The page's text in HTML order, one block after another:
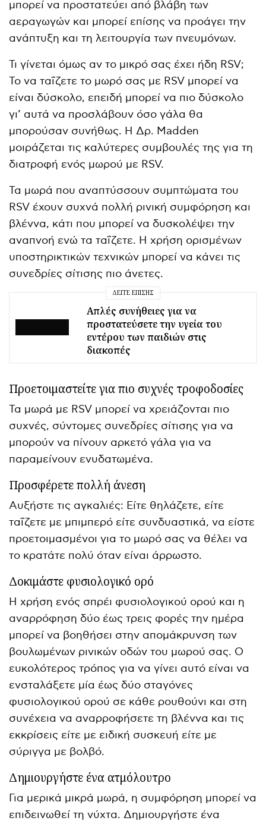
μπορεί να προστατεύει από βλάβη των
αεραγωγών και μπορεί επίσης να προάγει την
ανάπτυξη και τη λειτουργία των πνευμόνων.
Τι γίνεται όμως αν το μικρό σας έχει ήδη RSV;
Το να ταΐζετε το μωρό σας με RSV μπορεί να
είναι δύσκολο, επειδή μπορεί να πιο δύσκολο
γι’ αυτά να προσλάβουν όσο γάλα θα
μπορούσαν συνήθως. Η Δρ. Madden
μοιράζεται τις καλύτερες συμβουλές της για τη
διατροφή ενός μωρού με RSV.
Τα μωρά που αναπτύσσουν συμπτώματα του
RSV έχουν συχνά πολλή ρινική συμφόρηση και
βλέννα, κάτι που μπορεί να δυσκολέψει την
αναπνοή ενώ τα ταΐζετε. Η χρήση ορισμένων
υποστηρικτικών τεχνικών μπορεί να κάνει τις
συνεδρίες σίτισης πιο άνετες.
ΔΕΊΤΕ ΕΠΊΣΗΣ
Απλές συνήθειες για να
προστατεύσετε την υγεία του
εντέρου των παιδιών στις
διακοπές
Προετοιμαστείτε για πιο συχνές τροφοδοσίες
Τα μωρά με RSV μπορεί να χρειάζονται πιο
συχνές, σύντομες συνεδρίες σίτισης για να
μπορούν να πίνουν αρκετό γάλα για να
παραμείνουν ενυδατωμένα.
Προσφέρετε πολλή άνεση
Αυξήστε τις αγκαλιές: Είτε θηλάζετε, είτε
ταΐζετε με μπιμπερό είτε συνδυαστικά, να είστε
προετοιμασμένοι για το μωρό σας να θέλει να
το κρατάτε πολύ όταν είναι άρρωστο.
Δοκιμάστε φυσιολογικό ορό
Η χρήση ενός σπρέι φυσιολογικού ορού και η
αναρρόφηση δύο έως τρεις φορές την ημέρα
μπορεί να βοηθήσει στην απομάκρυνση των
βουλωμένων ρινικών οδών του μωρού σας. Ο
ευκολότερος τρόπος για να γίνει αυτό είναι να
ενσταλάξετε μία έως δύο σταγόνες
φυσιολογικού ορού σε κάθε ρουθούνι και στη
συνέχεια να αναρροφήσετε τη βλέννα και τις
εκκρίσεις είτε με ειδική συσκευή είτε με
σύριγγα με βολβό.
Δημιουργήστε ένα ατμόλουτρο
Για μερικά μικρά μωρά, η συμφόρηση μπορεί να
επιδεινωθεί τη νύχτα. Δημιουργήστε ένα